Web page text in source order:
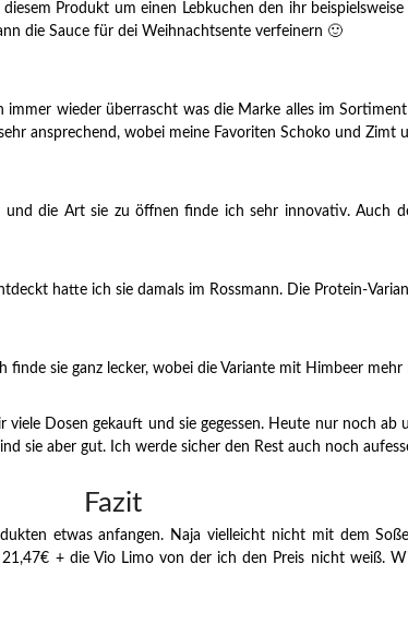
Produkt um einen Lebkuchen den ihr
die Sauce für dei Weihnachtsente verfeinern 🙂
immer wieder überrascht was die Marke alles im
ansprechend, wobei meine Favoriten Schoko und Zimt
die Art sie zu öffnen finde ich sehr innovativ. Auch
hatte ich sie damals im Rossmann. Die Protein-
sie ganz lecker, wobei die Variante mit Himbeer mehr
Dosen gekauft und sie gegessen. Heute nur noch
sie aber gut. Ich werde sicher den Rest auch noch
Fazit
etwas anfangen. Naja vielleicht nicht mit dem
+ die Vio Limo von der ich den Preis nicht weiß.